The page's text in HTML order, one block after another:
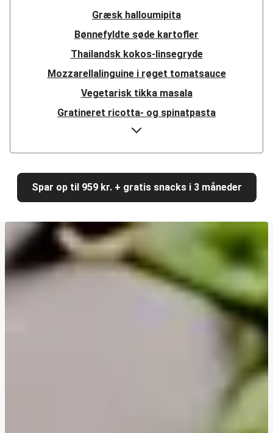
Græsk halloumipita
Bønnefyldte søde kartofler
Thailandsk kokos-linsegryde
Mozzarellalinguine i røget tomatsauce
Vegetarisk tikka masala
Gratineret ricotta- og spinatpasta
Hurtig mexicansk linsegryde
Girasoli i cremet paprikasauce
Græsk halloumisalat
Krydret linse-dhal
Cajunpaneret halloumi
Hurtig misostegt svampegirasoli med kylling
Shawarma med veggiestykker og zucchini
'Cheesy' grøntsagslasagne
Hurtig misostegt svampegirasoli
Middelhavsinspireret gedeost-orzo med kylling
Spar op til 959 kr. + gratis snacks i 3 måneder